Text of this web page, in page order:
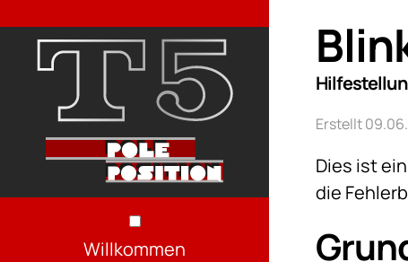
Willkommen
Erstellt
Dies ist
die